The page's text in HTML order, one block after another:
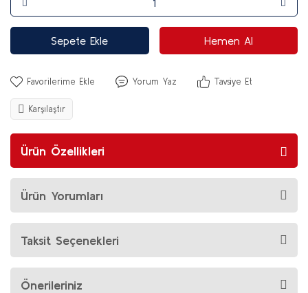
Sepete Ekle Hemen Al
Yorum Yaz Tavsiye Et
Karşılaştır
Ürün Özellikleri
Ürün Yorumları
Taksit Seçenekleri
Önerileriniz